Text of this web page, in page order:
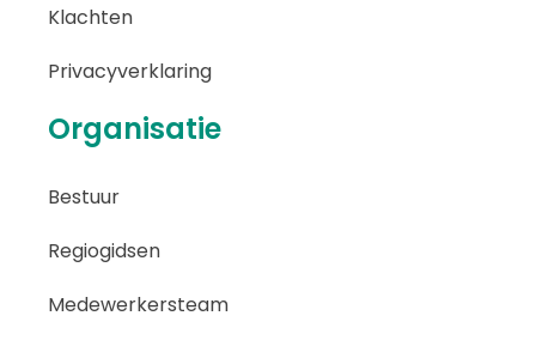
Klachten
Privacyverklaring
Organisatie
Bestuur
Regiogidsen
Medewerkersteam